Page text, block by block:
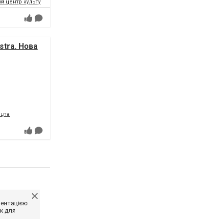
культури і мистецтв Федерації профспілок України
Нова
для